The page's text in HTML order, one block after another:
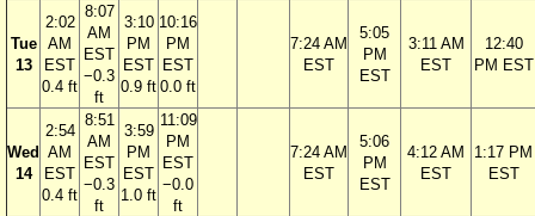
Tue
13
2:02
AM
EST
0.4 ft
8:07
AM
EST
−0.3
ft
3:10
PM
EST
0.9 ft
10:16
PM
EST
0.0 ft
7:24 AM
EST
5:05
PM
EST
3:11 AM
EST
12:40
PM EST
Wed
14
2:54
AM
EST
0.4 ft
8:51
AM
EST
−0.3
ft
3:59
PM
EST
1.0 ft
11:09
PM
EST
−0.0
ft
7:24 AM
EST
5:06
PM
EST
4:12 AM
EST
1:17 PM
EST